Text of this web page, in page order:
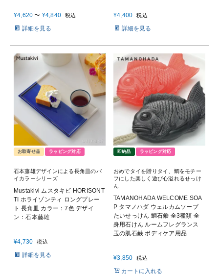
¥4,620 〜 ¥4,840 税込
詳細を見る
¥4,400 税込
詳細を見る
お取寄せ品 ラッピング対応
石本藤雄デザインによる長角皿のバ
イカラーシリーズ
Mustakivi ムスタキビ HORISONT
TI ホライゾンティ ロングプレー
ト 長角皿 カラー：7色 デザイ
ン：石本藤雄
¥4,730 税込
詳細を見る
即納品 ラッピング対応
おめでタイを贈りタイ、鯛をモチー
フにした楽しく遊び心溢れるせっけ
ん
TAMANOHADA WELCOME SOA
P タマノハダ ウェルカムソープ
たいせっけん 鯛石鹸 全3種類 全
身用石けん ルームフレグランス
玉の肌石鹸 ボディケア用品
¥3,850 税込
カートに入れる